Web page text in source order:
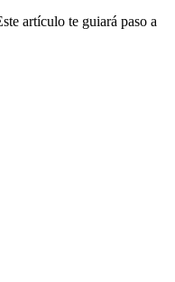
artículo te guiará paso a